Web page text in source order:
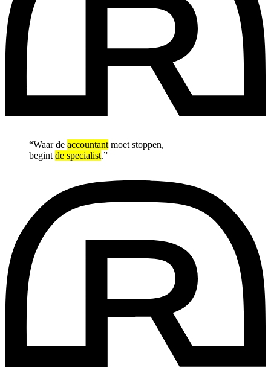
“Waar de accountant moet stoppen,
begint de specialist.”